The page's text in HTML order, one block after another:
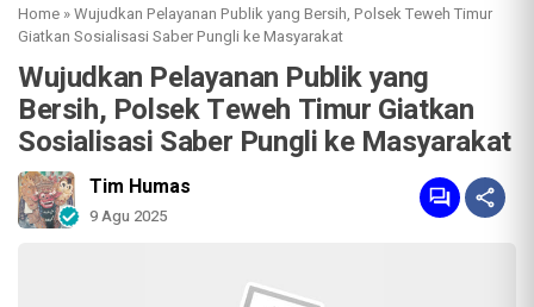
Home »Wujudkan Pelayanan Publik yang Bersih, Polsek Teweh Timur
Giatkan Sosialisasi Saber Pungli ke Masyarakat
Wujudkan Pelayanan Publik yang
Bersih, Polsek Teweh Timur Giatkan
Sosialisasi Saber Pungli ke Masyarakat
Tim Humas
9 Agu 2025